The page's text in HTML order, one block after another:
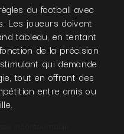
du football avec
Les joueurs doivent
tableau, en tentant
de la précision
qui demande
tout en offrant des
entre amis ou